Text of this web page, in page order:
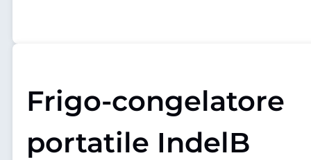
Frigo-congelatore
portatile IndelB